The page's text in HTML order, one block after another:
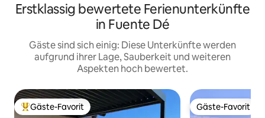
Erstklassig bewertete Ferienunterkünfte
in Fuente Dé
Gäste sind sich einig: Diese Unterkünfte werden
aufgrund ihrer Lage, Sauberkeit und weiteren
Aspekten hoch bewertet.
Beliebter Gäste-Favorit.
Gäste-Favorit Gäste-Favorit
Gäste-Favorit